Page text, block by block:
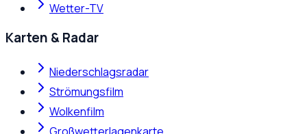
Wetter-TV
Karten & Radar
Niederschlagsradar
Strömungsfilm
Wolkenfilm